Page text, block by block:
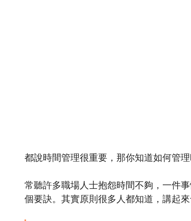
都說時間管理很重要，那你知道如何管理
常聽許多職場人士抱怨時間不夠，一件
個要訣。其實原則很多人都知道，講起